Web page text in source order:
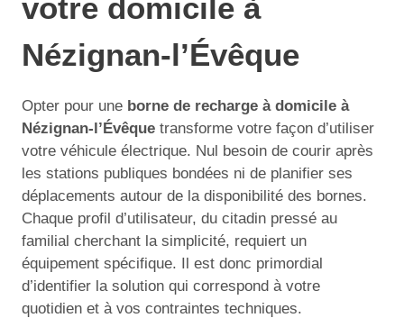
votre domicile à
Nézignan-l’Évêque
Opter pour une borne de recharge à domicile à
Nézignan-l’Évêque transforme votre façon d’utiliser
votre véhicule électrique. Nul besoin de courir après
les stations publiques bondées ni de planifier ses
déplacements autour de la disponibilité des bornes.
Chaque profil d’utilisateur, du citadin pressé au
familial cherchant la simplicité, requiert un
équipement spécifique. Il est donc primordial
d’identifier la solution qui correspond à votre
quotidien et à vos contraintes techniques.